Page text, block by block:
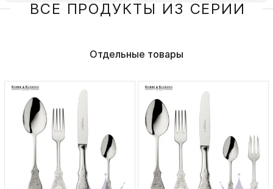
ВСЕ ПРОДУКТЫ ИЗ СЕРИИ
Отдельные товары